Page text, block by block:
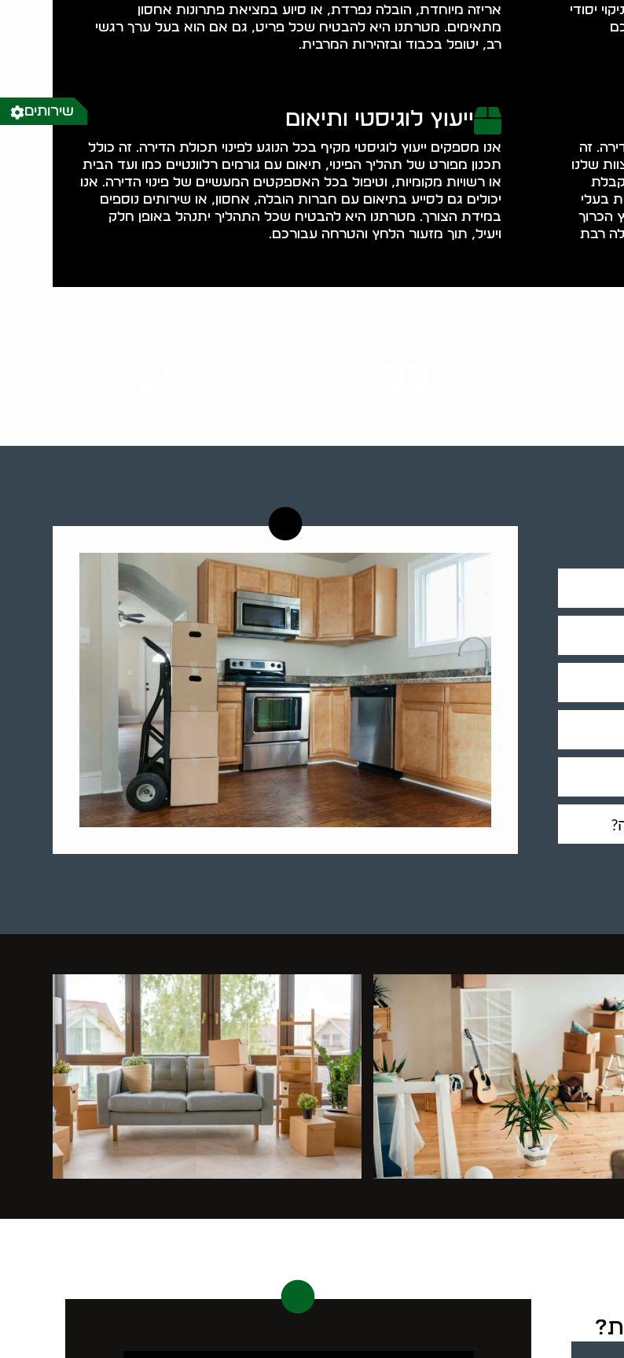
יסודי
אריזה מיוחדת, הובלה נפרדת, או סיוע במציאת פתרונות אחסון
מתאימים. מטרתנו היא להבטיח שכל פריט, גם אם הוא בעל ערך רגשי
רב, יטופל בכבוד ובזהירות המרבית.
זה
שלנו
קבלת
בעלי
הכרוך
רבת
ייעוץ לוגיסטי ותיאום
אנו מספקים ייעוץ לוגיסטי מקיף בכל הנוגע לפינוי תכולת הדירה. זה כולל
תכנון מפורט של תהליך הפינוי, תיאום עם גורמים רלוונטיים כמו ועד הבית
או רשויות מקומיות, וטיפול בכל האספקטים המעשיים של פינוי הדירה. אנו
יכולים גם לסייע בתיאום עם חברות הובלה, אחסון, או שירותים נוספים
במידת הצורך. מטרתנו היא להבטיח שכל התהליך יתנהל באופן חלק
ויעיל, תוך מזעור הלחץ והטרחה עבורכם.
שירותים